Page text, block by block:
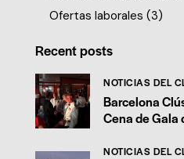
Ofertas laborales (3)
Recent posts
NOTICIAS DEL
Barcelona
Cena de Gala
NOTICIAS DEL